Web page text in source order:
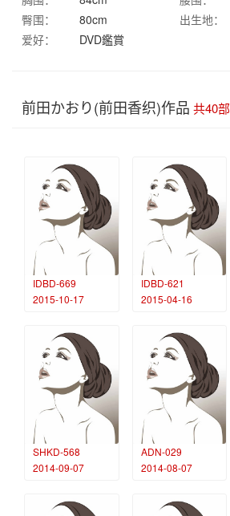
臀围：
80cm 出生地：
爱好：
DVD鑑賞
前田かおり(前田香织)作品 共40部
IDBD-669
2015-10-17
IDBD-621
2015-04-16
SHKD-568
2014-09-07
ADN-029
2014-08-07